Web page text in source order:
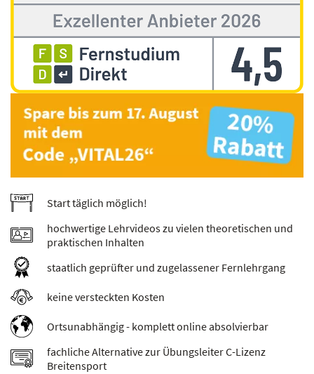
Start täglich möglich!
hochwertige Lehrvideos zu vielen theoretischen und
praktischen Inhalten
staatlich geprüfter und zugelassener Fernlehrgang
keine versteckten Kosten
Ortsunabhängig - komplett online absolvierbar
fachliche Alternative zur Übungsleiter C-Lizenz
Breitensport